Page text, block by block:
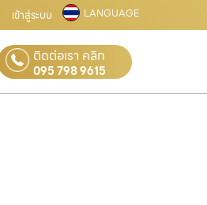
เข้าสู่ระบบ LANGUAGE
ติดต่อเรา คลิก
095 798 9615